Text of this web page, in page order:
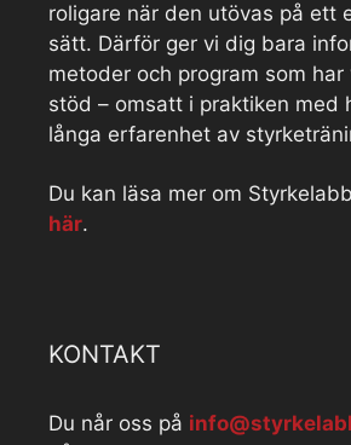
roligare när den utövas på ett
sätt. Därför ger vi dig bara
metoder och program som
stöd – omsatt i praktiken med
långa erfarenhet av
Du kan läsa mer om
här.
KONTAKT
Du når oss på